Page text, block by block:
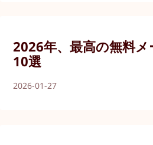
2026年、最高の無料
10選
2026-01-27